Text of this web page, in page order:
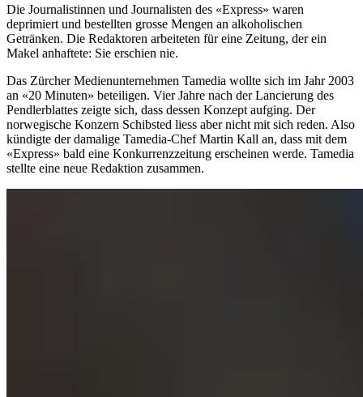
Die Journalistinnen und Journalisten des «Express» waren
deprimiert und bestellten grosse Mengen an alkoholischen
Getränken. Die Redaktoren arbeiteten für eine Zeitung, der ein
Makel anhaftete: Sie erschien nie.
Das Zürcher Medienunternehmen Tamedia wollte sich im Jahr 2003
an «20 Minuten» beteiligen. Vier Jahre nach der Lancierung des
Pendlerblattes zeigte sich, dass dessen Konzept aufging. Der
norwegische Konzern Schibsted liess aber nicht mit sich reden. Also
kündigte der damalige Tamedia-Chef Martin Kall an, dass mit dem
«Express» bald eine Konkurrenzzeitung erscheinen werde. Tamedia
stellte eine neue Redaktion zusammen.